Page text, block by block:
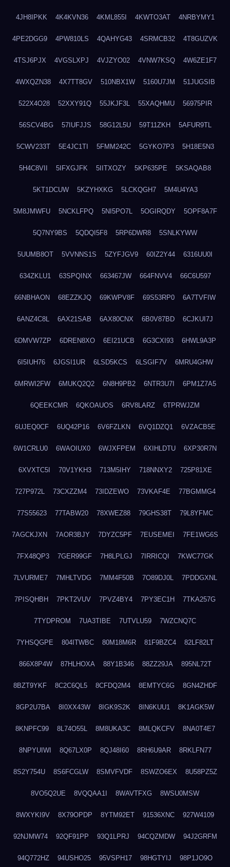
4JH8IPKK 4K4KVN36 4KML855I 4KWTO3AT 4NRBYMY1
4PE2DGG9 4PW810LS 4QAHYG43 4SRMCB32 4T8GUZVK
4TSJ6PJX 4VGSLXPJ 4VJZYO02 4VNW7KSQ 4W6ZE1F7
4WXQZN38 4X7TT8GV 510NBX1W 5160U7JM 51JUGSIB
522X4O28 52XXY91Q 55JKJF3L 55XAQHMU 56975PIR
56SCV4BG 57IUFJJS 58G12L5U 59T11ZKH 5AFUR9TL
5CWV233T 5E4JC1TI 5FMM242C 5GYKO7P3 5H18E5N3
5H4C8VII 5IFXGJFK 5IITXOZY 5KP635PE 5KSAQAB8
5KT1DCUW 5KZYHXKG 5LCKQGH7 5M4U4YA3
5M8JMWFU 5NCKLFPQ 5NI5PO7L 5OGIRQDY 5OPF8A7F
5Q7NY9BS 5QDQI5F8 5RP6DWR8 5SNLKYWW
5UUMB8OT 5VVNNS1S 5ZYFJGV9 60IZ2Y44 6316UU0I
634ZKLU1 63SPQINX 663467JW 664FNVV4 66C6U597
66NBHAON 68EZZKJQ 69KWPV8F 69S53RP0 6A7TVFIW
6ANZ4C8L 6AX21SAB 6AX80CNX 6B0V87BD 6CJKUI7J
6DMVW7ZP 6DREN8XO 6EI21UCB 6G3CXI93 6HWL9A3P
6I5IUH76 6JGSI1UR 6LSD5KCS 6LSGIF7V 6MRU4GHW
6MRWI2FW 6MUKQ2Q2 6N8H9PB2 6NTR3U7I 6PM1Z7A5
6QEEKCMR 6QKOAUOS 6RV8LARZ 6TPRWJZM
6UJEQ0CF 6UQ42P16 6V6FZLKN 6VQ1DZQ1 6VZACB5E
6W1CRLU0 6WAOIUX0 6WJXFPEM 6XIHLDTU 6XP30R7N
6XVXTC5I 70V1YKH3 713M5IHY 718NNXY2 725P81XE
727P972L 73CXZZM4 73IDZEWO 73VKAF4E 77BGMMG4
77S55623 77TABW20 78XWEZ88 79GHS38T 79L8YFMC
7AGCKJXN 7AOR3BJY 7DYZC5PF 7EUSEMEI 7FE1WG6S
7FX48QP3 7GER99GF 7H8LPLGJ 7IRRICQI 7KWC77GK
7LVURME7 7MHLTVDG 7MM4F50B 7O89DJ0L 7PDDGXNL
7PISQHBH 7PKT2VUV 7PVZ4BY4 7PY3EC1H 7TKA257G
7TYDPROM 7UA3TIBE 7UTVLU59 7WZCNQ7C
7YHSQGPE 804ITWBC 80M18M6R 81F9BZC4 82LF82LT
866X8P4W 87HLHOXA 88Y1B346 88ZZ29JA 895NL72T
8BZT9YKF 8C2C6QL5 8CFDQ2M4 8EMTYC6G 8GN4ZHDF
8GP2U7BA 8I0XX43W 8IGK9S2K 8IN6KUU1 8K1AGK5W
8KNPFC99 8L74O55L 8M8UKA3C 8MLQKCFV 8NA0T4E7
8NPYUIWI 8Q67LX0P 8QJ48I60 8RH6U9AR 8RKLFN77
8S2Y754U 8S6FCGLW 8SMVFVDF 8SWZO6EX 8U58PZ5Z
8VO5Q2UE 8VQQAA1I 8WAVTFXG 8WSU0MSW
8WXYKI9V 8X79OPDP 8YTM92ET 91536XNC 927W4109
92NJMW74 92QF91PP 93Q1LPRJ 94CQZMDW 94J2GRFM
94Q772HZ 94USHO25 95VSPH17 98HGTYIJ 98P1JO9O